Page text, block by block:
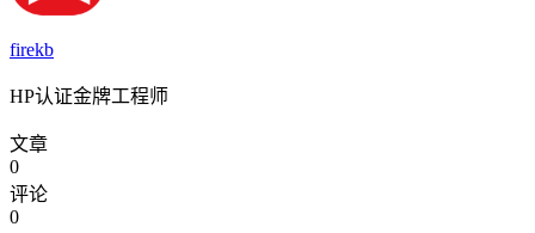
firekb
HP认证金牌工程师
文章
0
评论
0